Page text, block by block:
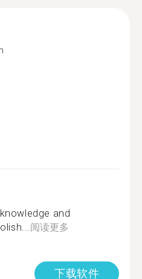
and
阅读更多
下载软件